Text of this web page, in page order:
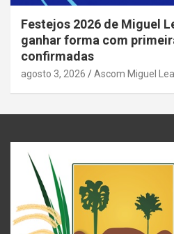
Festejos 2026 de Miguel
ganhar forma com
confirmadas
agosto 3, 2026 Ascom Miguel